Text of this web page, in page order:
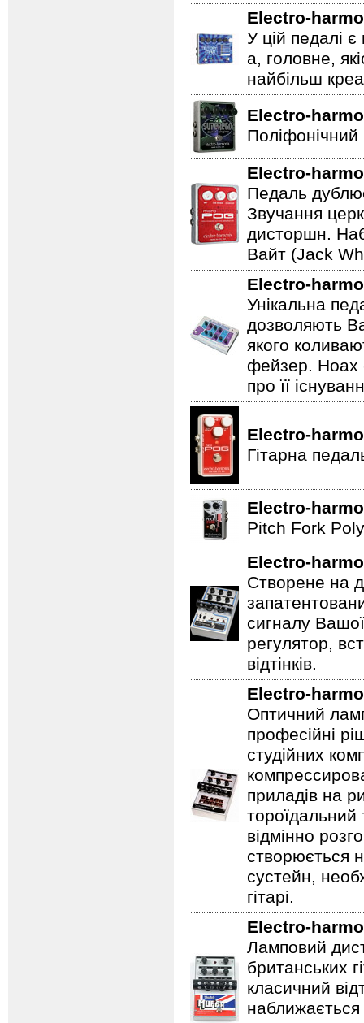
Electro-
У цій педалі
а, головне,
найбільш
Electro-
Поліфонічний
Electro-
Педаль
Звучання
дисторшн.
Вайт (Jack
Electro-
Унікальна
дозволяють
якого
фейзер. Hoax
про її
Electro-
Гітарна
Electro-
Pitch Fork
Electro-
Створене на
сигналу
регулятор,
відтінків.
Electro-
Оптичний
професійні
студійних
приладів на
відмінно
створюється
сустейн,
гітарі.
Electro-
Ламповий
британських
класичний